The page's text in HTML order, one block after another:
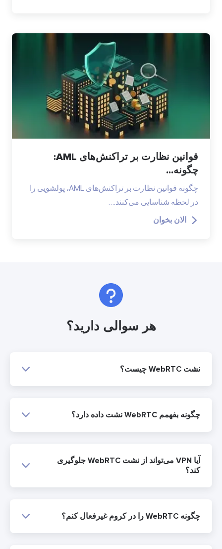
قوانین نظارت بر تراکنش‌های AML:
چگونه...
چگونه قوانین نظارت بر تراکنش‌های AML، پولشویی را
در لحظه شناسایی می‌کنند.…
الان بخوان
هر سوالی دارید؟
نشت WebRTC چیست؟
چگونه بفهمم WebRTC نشت داده دارد؟
آیا VPN می‌تواند از نشت WebRTC جلوگیری
کند؟
چگونه WebRTC را در کروم غیرفعال کنم؟